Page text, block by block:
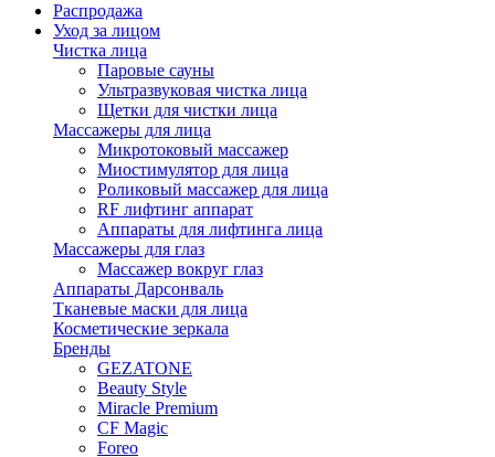
Распродажа
Уход за лицом
Чистка лица
Паровые сауны
Ультразвуковая чистка лица
Щетки для чистки лица
Массажеры для лица
Микротоковый массажер
Миостимулятор для лица
Роликовый массажер для лица
RF лифтинг аппарат
Аппараты для лифтинга лица
Массажеры для глаз
Массажер вокруг глаз
Аппараты Дарсонваль
Тканевые маски для лица
Косметические зеркала
Бренды
GEZATONE
Beauty Style
Miracle Premium
CF Magic
Foreo